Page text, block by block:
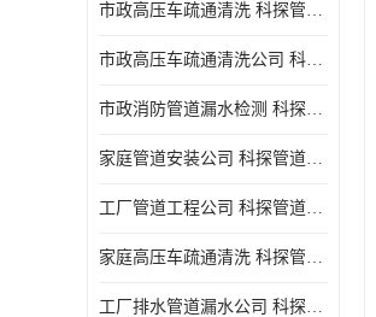
市政高压车疏通清洗 科探管道工程 设备齐
市政高压车疏通清洗公司 科探管道工程 经验丰富
市政消防管道漏水检测 科探管道工程 快速上门
家庭管道安装公司 科探管道工程 团队服务
工厂管道工程公司 科探管道工程 时效快
家庭高压车疏通清洗 科探管道工程 服务周到
工厂排水管道漏水公司 科探管道工程 快速上门